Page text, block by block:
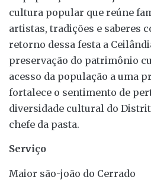
cultura popular que reúne
artistas, tradições e saberes
retorno dessa festa a
preservação do patrimônio
acesso da população a uma
fortalece o sentimento de
diversidade cultural do
chefe da pasta.
Serviço
Maior são-joão do Cerrado